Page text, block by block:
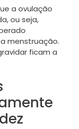
a ovulação
ou seja,
menstruação.
ficam a